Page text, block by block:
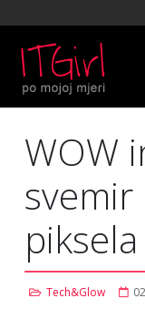
WOW
svemir
piksela
Tech&Glow